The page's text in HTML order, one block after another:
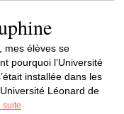
mes élèves se
pourquoi l’Université
installée dans les
Léonard de
suite